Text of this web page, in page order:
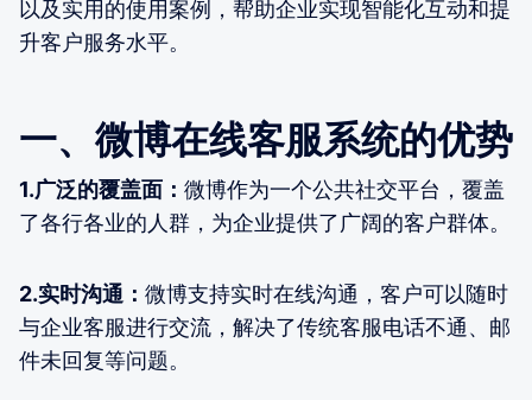
以及实用的使用案例，帮助企业实现智能化互动和提
升客户服务水平。
一、微博在线客服系统的优势
1.广泛的覆盖面： 微博作为一个公共社交平台，覆盖
了各行各业的人群，为企业提供了广阔的客户群体。
2.实时沟通： 微博支持实时在线沟通，客户可以随时
与企业客服进行交流，解决了传统客服电话不通、邮
件未回复等问题。